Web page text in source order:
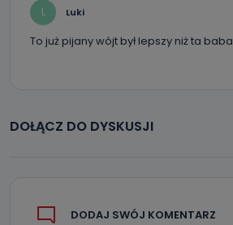
L Luki
To już pijany wójt był lepszy niż ta baba
DOŁĄCZ DO DYSKUSJI
DODAJ SWÓJ KOMENTARZ